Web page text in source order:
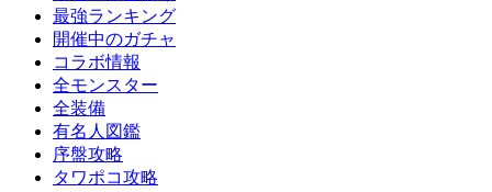
最強ランキング
開催中のガチャ
コラボ情報
全モンスター
全装備
有名人図鑑
序盤攻略
タワポコ攻略